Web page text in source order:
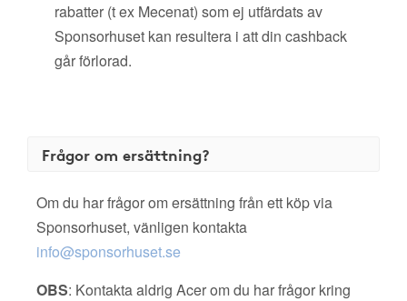
rabatter (t ex Mecenat) som ej utfärdats av
Sponsorhuset kan resultera i att din cashback
går förlorad.
Frågor om ersättning?
Om du har frågor om ersättning från ett köp via
Sponsorhuset, vänligen kontakta
info@sponsorhuset.se
OBS: Kontakta aldrig Acer om du har frågor kring